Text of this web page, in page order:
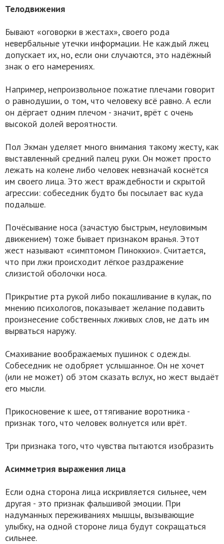
Телодвижения
Бывают «оговорки в жестах», своего рода
невербальные утечки информации. Не каждый лжец
допускает их, но, если они случаются, это надёжный
знак о его намерениях.
Например, непроизвольное пожатие плечами говорит
о равнодушии, о том, что человеку всё равно. А если
он дёргает одним плечом - значит, врёт с очень
высокой долей вероятности.
Пол Экман уделяет много внимания такому жесту, как
выставленный средний палец руки. Он может просто
лежать на колене либо человек невзначай коснётся
им своего лица. Это жест враждебности и скрытой
агрессии: собеседник будто бы посылает вас куда
подальше.
Почёсывание носа (зачастую быстрым, неуловимым
движением) тоже бывает признаком вранья. Этот
жест называют «симптомом Пиноккио». Считается,
что при лжи происходит лёгкое раздражение
слизистой оболочки носа.
Прикрытие рта рукой либо покашливание в кулак, по
мнению психологов, показывает желание подавить
произнесение собственных лживых слов, не дать им
вырваться наружу.
Смахивание воображаемых пушинок с одежды.
Собеседник не одобряет услышанное. Он не хочет
(или не может) об этом сказать вслух, но жест выдаёт
его мысли.
Прикосновение к шее, оттягивание воротника -
признак того, что человек волнуется или врёт.
Три признака того, что чувства пытаются изобразить
Асимметрия выражения лица
Если одна сторона лица искривляется сильнее, чем
другая - это признак фальшивой эмоции. При
надуманных переживаниях мышцы, вызывающие
улыбку, на одной стороне лица будут сокращаться
сильнее.